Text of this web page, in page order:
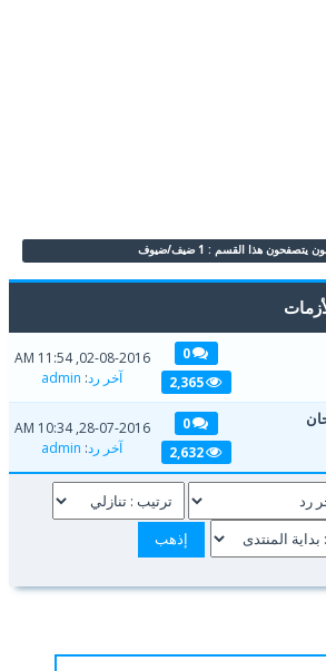
هذا القسم : 1 ضيف/ضيوف
0
2,365
02-08-2016, 11:54 AM
آخر رد:
admin
0
2,632
28-07-2016, 10:34 AM
آخر رد:
admin